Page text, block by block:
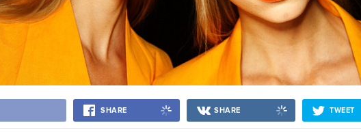
SHARE SHARE TWEET